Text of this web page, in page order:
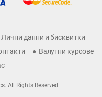
Лични данни и бисквитки
Валутни курсове
All Rights Reserved.